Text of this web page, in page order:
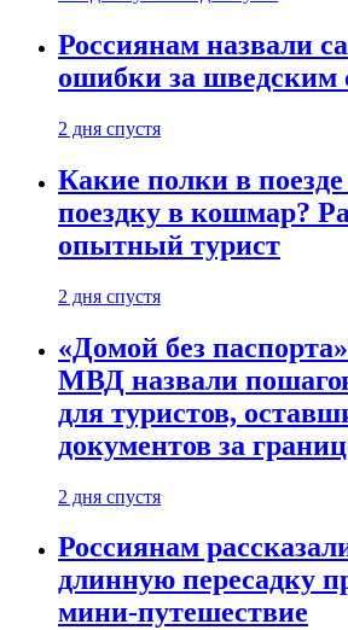
Россиянам назвали
ошибки за шведским
2 дня спустя
Какие полки в
поездку в кошмар?
опытный турист
2 дня спустя
«Домой без
МВД назвали
для туристов,
документов за
2 дня спустя
Россиянам
длинную пересадку
мини-путешествие